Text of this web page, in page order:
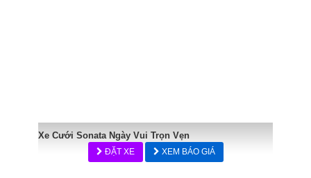
Xe Cưới Sonata Ngày Vui Trọn Vẹn
ĐẶT XE XEM BÁO GIÁ